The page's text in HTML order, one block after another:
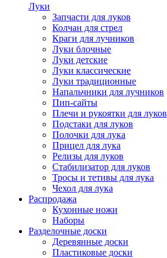
Луки
Запчасти для луков
Колчан для стрел
Краги для лучников
Луки блочные
Луки детские
Луки классические
Луки традиционные
Напальчники для лучников
Пип-сайты
Плечи и рукоятки для луков
Подстаки для луков
Полочки для лука
Прицел для лука
Релизы для луков
Стабилизатор для луков
Тросы и тетивы для лука
Чехол для лука
Распродажа
Кухонные ножи
Наборы
Разделочные доски
Деревянные доски
Пластиковые доски